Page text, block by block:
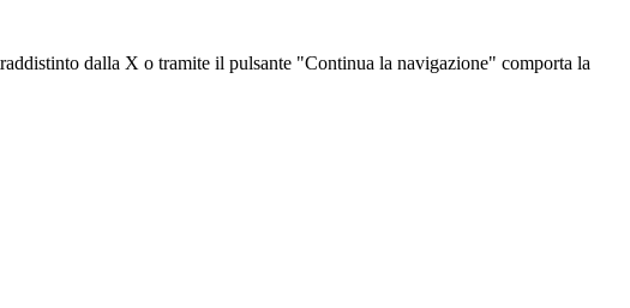
dalla X o tramite il pulsante "Continua la navigazione" comporta la